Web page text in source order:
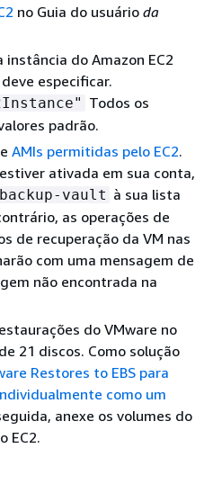
no Guia do usuário da
do Amazon EC2
deve especificar.
Todos os
padrão.
AMIs permitidas pelo EC2.
ativada em sua conta,
vault à sua lista
as operações de
de recuperação da VM nas
com uma mensagem de
não encontrada na
do VMware no
21 discos. Como solução
Restores to EBS para
como um
anexe os volumes do
EC2.